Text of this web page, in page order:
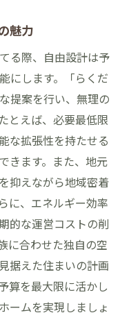
選び
り
る居住空間
したマイホーム作
ンの立て方
識した設計
家づくり
しての住宅
入のポイント
済的な選択
まる豊かな暮らし
計の魅力
魅力
る際、自由設計は予
にします。「らくだ
提案を行い、無理の
とえば、必要最低限
な拡張性を持たせる
きます。また、地元
抑えながら地域密着
に、エネルギー効率
的な運営コストの削
に合わせた独自の空
据えた住まいの計画
算を最大限に活かし
ームを実現しましょ